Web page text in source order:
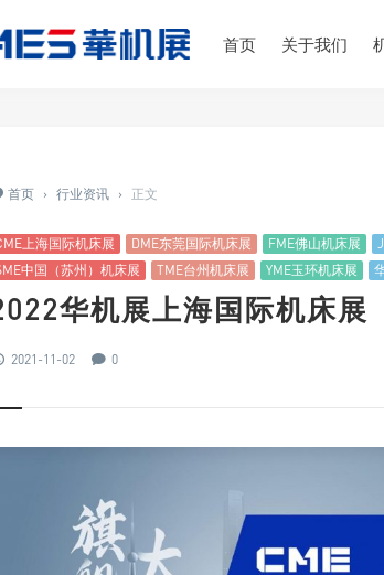
首页 关于我们
首页 › 行业资讯 › 正文
上海国际机床展 DME东莞国际机床展 FME佛山机床展
中国（苏州）机床展
TME台州机床展 YME玉环机床展
华机展上海国际机床展
2021-11-02 0